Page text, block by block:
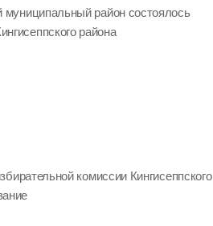
район состоялось
района
комиссии Кингисеппского